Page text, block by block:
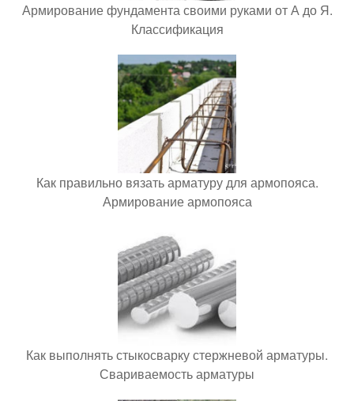
Армирование фундамента своими руками от А до Я.
Классификация
Как правильно вязать арматуру для армопояса.
Армирование армопояса
Как выполнять стыкосварку стержневой арматуры.
Свариваемость арматуры